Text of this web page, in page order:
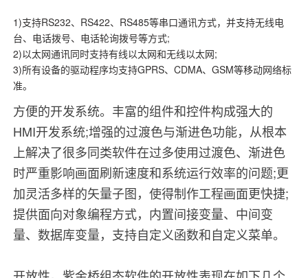
1)支持RS232、RS422、RS485等串口通讯方式，并支持无线电
台、电话拨号、电话轮询拨号等方式;
2)以太网通讯同时支持有线以太网和无线以太网;
3)所有设备的驱动程序均支持GPRS、CDMA、GSM等移动网络标
准。
方便的开发系统。丰富的组件和控件构成强大的
HMI开发系统;增强的过渡色与渐进色功能，从根本
上解决了很多同类软件在过多使用过渡色、渐进色
时严重影响画面刷新速度和系统运行效率的问题;更
加灵活多样的矢量子图，使得制作工程画面更快捷;
提供面向对象编程方式，内置间接变量、中间变
量、数据库变量，支持自定义函数和自定义菜单。